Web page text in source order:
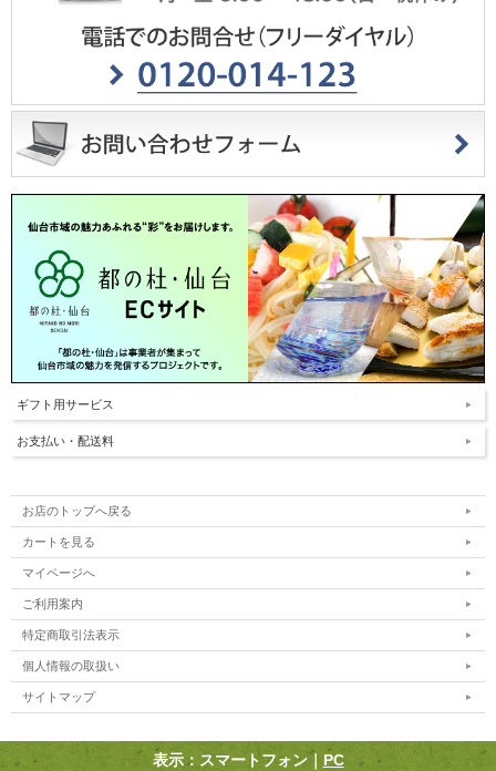
ギフト用サービス
お支払い・配送料
お店のトップへ戻る
カートを見る
マイページへ
ご利用案内
特定商取引法表示
個人情報の取扱い
サイトマップ
表示：スマートフォン｜ PC